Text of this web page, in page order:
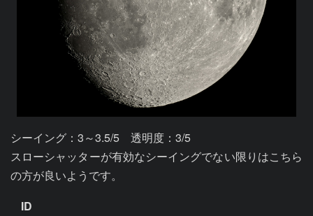
シーイング：3～3.5/5　透明度：3/5
スローシャッターが有効なシーイングでない限りはこちら
の方が良いようです。
ID